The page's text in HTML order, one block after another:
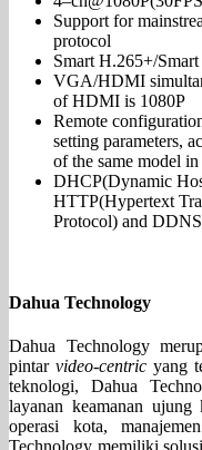
Support for
protocol
Smart H.265+/
VGA/HDMI
of HDMI is 1080P
Remote
setting parameters,
of the same model in
DHCP(Dynamic
HTTP(Hypertext
Protocol) and
Dahua Technology
Dahua Technology
pintar video-centric yang
teknologi, Dahua
layanan keamanan
operasi kota,